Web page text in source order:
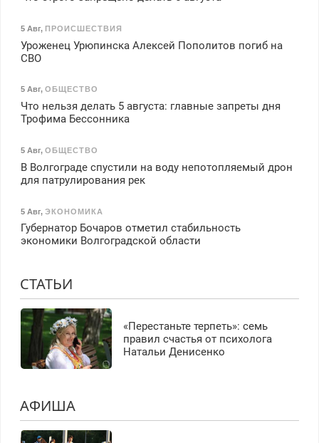
5 Авг, ПРОИСШЕСТВИЯ
Уроженец Урюпинска Алексей Пополитов погиб на
СВО
5 Авг, ОБЩЕСТВО
Что нельзя делать 5 августа: главные запреты дня
Трофима Бессонника
5 Авг, ОБЩЕСТВО
В Волгограде спустили на воду непотопляемый дрон
для патрулирования рек
5 Авг, ЭКОНОМИКА
Губернатор Бочаров отметил стабильность
экономики Волгоградской области
СТАТЬИ
«Перестаньте терпеть»: семь
правил счастья от психолога
Натальи Денисенко
АФИША